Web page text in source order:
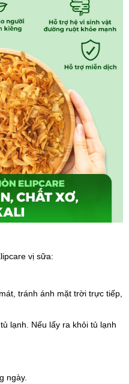
vị sữa:
tránh ánh mặt trời trực tiếp,
lạnh. Nếu lấy ra khỏi tủ lạnh
ngày.